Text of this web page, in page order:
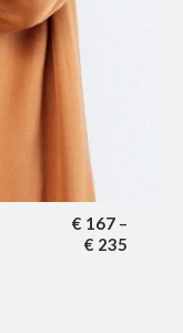
€ 167 –
€ 235